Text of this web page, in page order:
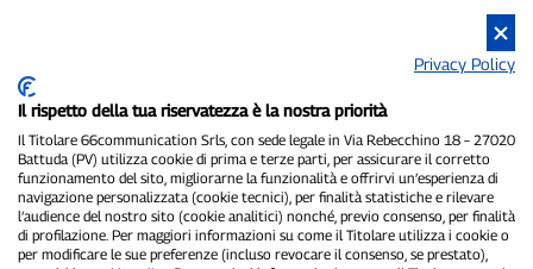
Pavie.
Propriétaire et éditeur :66communication Srls- Numéro de TVA :
02798890188.
Rédacteur en chef :Alessandro Secchi- Rédacteur adjoint :Federico
Benedusi.
Politique de confidentialité-Politique relative aux cookies
Privacy Policy
Il rispetto della tua riservatezza è la nostra priorità
Il Titolare 66communication Srls, con sede legale in Via Rebecchino 18 – 27020
Battuda (PV) utilizza cookie di prima e terze parti, per assicurare il corretto
funzionamento del sito, migliorarne la funzionalità e offrirvi un’esperienza di
navigazione personalizzata (cookie tecnici), per finalità statistiche e rilevare
l’audience del nostro sito (cookie analitici) nonché, previo consenso, per finalità
di profilazione. Per maggiori informazioni su come il Titolare utilizza i cookie o
per modificare le sue preferenze (incluso revocare il consenso, se prestato),